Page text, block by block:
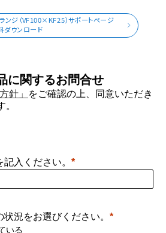
ンジ（VF100×KF25）サポートページ
ダウンロード
に関するお問合せ
針」
をご確認の上、同意いただき
入ください。
況をお選びください。
いる